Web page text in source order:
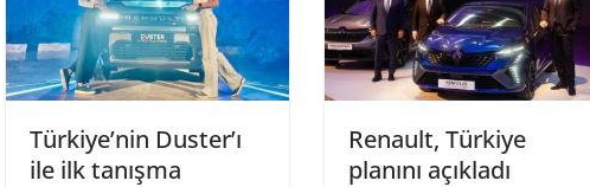
Türkiye’nin Duster’ı
ile ilk tanışma
Renault, Türkiye
planını açıkladı